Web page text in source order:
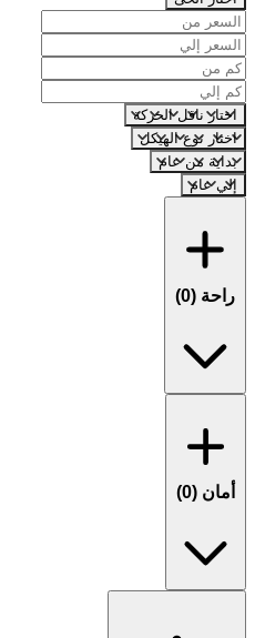
اختار ناقل الحركة
اختار نوع الهيكل
بداية من عام
إلي عام
راحة (0
)
أمان (0
)